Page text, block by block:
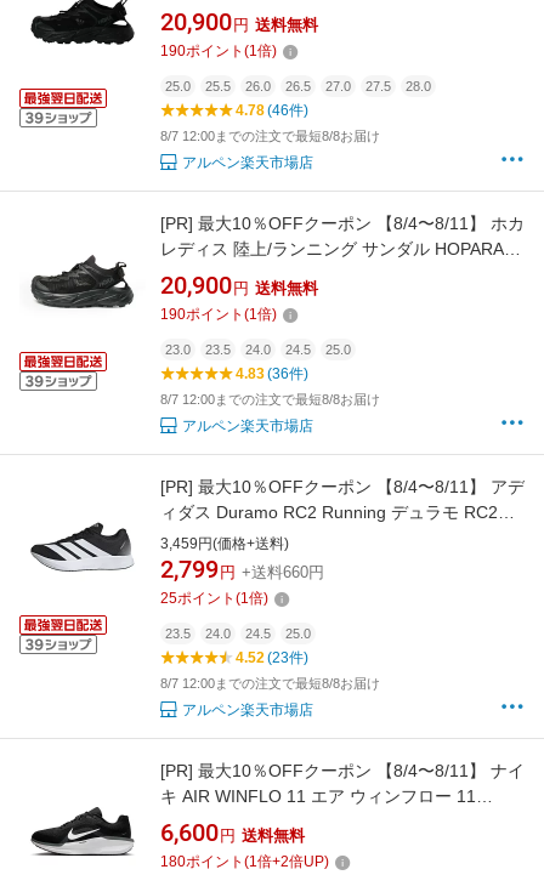
パラ 2 水陸両用 マウンテンサンダル 1147650D
: ブラック×ブラック HOKA
20,900 円 送料無料
190ポイント (1倍)
25.0 25.5 26.0 26.5 27.0 27.5 28.0
4.78(46件)
8/7 12:00までの注文で最短8/8お届け
アルペン楽天市場店
[PR] 最大10％OFFクーポン 【8/4〜8/11】 ホカ
レディス 陸上/ランニング サンダル HOPARA 2
ホパラ 2 水陸両用 マウンテンサンダル
1147670B : ブラック×ブラック HOKA
20,900 円 送料無料
190ポイント (1倍)
23.0 23.5 24.0 24.5 25.0
4.83(36件)
8/7 12:00までの注文で最短8/8お届け
アルペン楽天市場店
[PR] 最大10％OFFクーポン 【8/4〜8/11】 アデ
ィダス Duramo RC2 Running デュラモ RC2
JS4435 レディス ランニングシューズ E : ブラ
ック×ブラック 黒 スニーカー adidas imbkk
3,459円(価格+送料)
2,799 円 +送料660円
25ポイント (1倍)
23.5 24.0 24.5 25.0
4.52(23件)
8/7 12:00までの注文で最短8/8お届け
アルペン楽天市場店
[PR] 最大10％OFFクーポン 【8/4〜8/11】 ナイ
キ AIR WINFLO 11 エア ウィンフロー 11
FJ9509-001 メンズ 陸上/ランニング ランニン
グシューズ : ブラック×ホワイト NIKE imbkk
6,600 円 送料無料
180ポイント (1倍+2倍UP)